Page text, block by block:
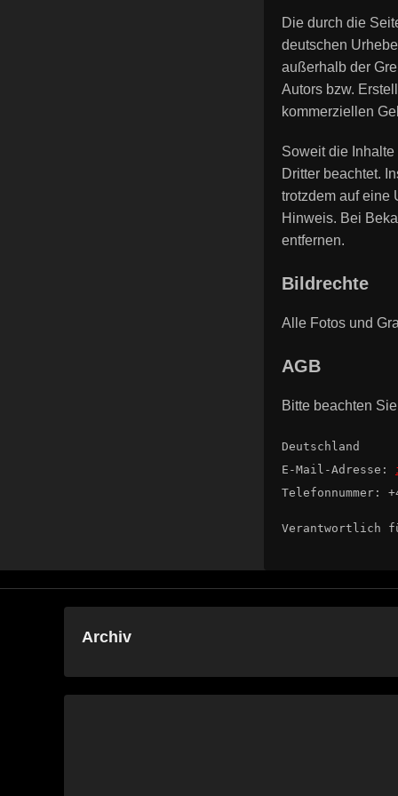
Die durch die
deutschen
außerhalb der
Autors bzw.
kommerziellen
Soweit die
Dritter beachtet.
trotzdem auf eine
Hinweis. Bei
entfernen.
Bildrechte
Alle Fotos und
AGB
Bitte beachten
Deutschland
E-Mail-Adresse:
Telefonnummer:
Verantwortlich
Archiv